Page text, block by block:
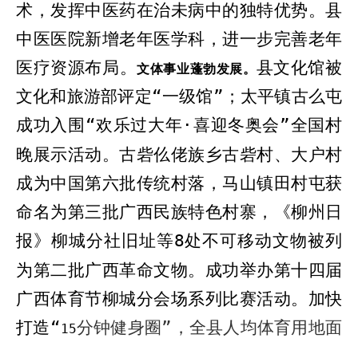
术，发挥中 医药在治未病中的独特优势。 县
中医医院新增老年医学科， 进一步完善老年
医疗资源布局。文体事业蓬勃发展。 县文化馆被
文化和旅游部评定“一级馆”；太平镇古么屯
成功入围“欢乐过大年 · 喜迎冬奥会”全国村
晚展示活动。 古砦仫佬族乡古砦村、大户村
成为中国第六批传统村落 ， 马山镇田村屯获
命名为第三批广西民族特色村寨 ，
《柳州日
报》柳城分社旧址等8处不可移动文物被列
为第二批广西革命文物。成功举办第十四届
广西体育节柳城分会场系列比赛活动。加快
打造“ 15分钟健身圈”，全县人均体育用地面